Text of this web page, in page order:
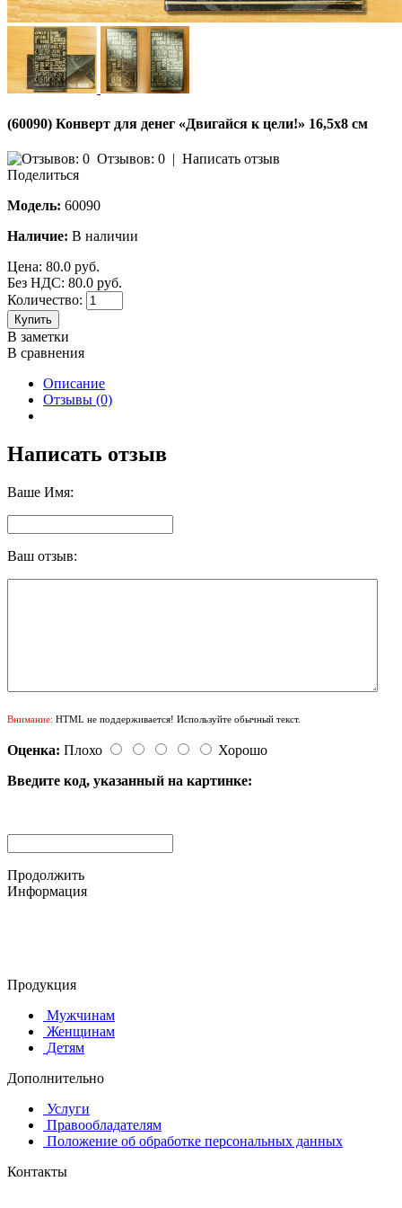
(60090) Конверт для денег «Двигайся к цели!» 16,5х8 см
Отзывов: 0 | Написать отзыв
Поделиться
Модель: 60090
Наличие: В наличии
Цена: 80.0 руб.
Без НДС: 80.0 руб.
Количество:
Купить
В заметки
В сравнения
Описание
Отзывы (0)
Написать отзыв
Ваше Имя:
Ваш отзыв:
Внимание: HTML не поддерживается! Используйте обычный текст.
Оценка: Плохо
Хорошо
Введите код, указанный на картинке:
Продолжить
Информация
Продукция
Мужчинам
Женщинам
Детям
Дополнительно
Услуги
Правообладателям
Положение об обработке персональных данных
Контакты